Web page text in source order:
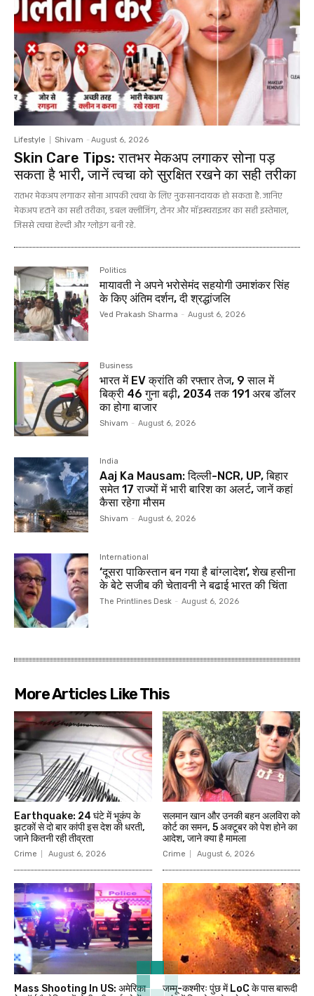
Lifestyle Shivam - August 6, 2026
Skin Care Tips: रातभर मेकअप लगाकर सोना पड़
सकता है भारी, जानें त्वचा को सुरक्षित रखने का सही तरीका
रातभर मेकअप लगाकर सोना आपकी त्वचा के लिए नुकसानदायक हो सकता है. जानिए
मेकअप हटाने का सही तरीका, डबल क्लींजिंग, टोनर और मॉइस्चराइजर का सही इस्तेमाल,
जिससे त्वचा हेल्दी और ग्लोइंग बनी रहे.
Politics
मायावती ने अपने भरोसेमंद सहयोगी उमाशंकर सिंह
के किए अंतिम दर्शन, दी श्रद्धांजलि
Ved Prakash Sharma - August 6, 2026
Business
भारत में EV क्रांति की रफ्तार तेज, 9 साल में
बिक्री 46 गुना बढ़ी, 2034 तक 191 अरब डॉलर
का होगा बाजार
Shivam - August 6, 2026
India
Aaj Ka Mausam: दिल्ली-NCR, UP, बिहार
समेत 17 राज्यों में भारी बारिश का अलर्ट, जानें कहां
कैसा रहेगा मौसम
Shivam - August 6, 2026
International
‘दूसरा पाकिस्तान बन गया है बांग्लादेश’, शेख हसीना
के बेटे सजीब की चेतावनी ने बढाई भारत की चिंता
The Printlines Desk - August 6, 2026
More Articles Like This
Earthquake: 24 घंटे में भूकंप के
झटकों से दो बार कांपी इस देश की धरती,
जाने कितनी रही तीव्रता
Crime August 6, 2026
सलमान खान और उनकी बहन अलविरा को
कोर्ट का समन, 5 अक्टूबर को पेश होने का
आदेश, जाने क्या है मामला
Crime August 6, 2026
Mass Shooting In US: अमेरिका
जम्मू-कश्मीरः पुंछ में LoC के पास बारूदी